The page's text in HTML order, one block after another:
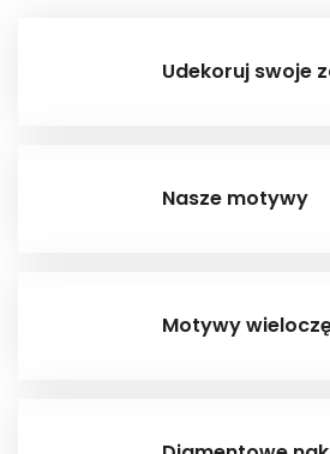
Udekoruj swoje
Nasze motywy
Motywy